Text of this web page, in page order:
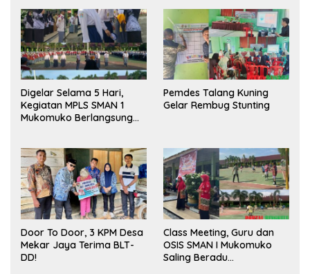
Digelar Selama 5 Hari,
Kegiatan MPLS SMAN 1
Mukomuko Berlangsung
Pemdes Talang Kuning
Gelar Rembug Stunting
Door To Door, 3 KPM Desa
Mekar Jaya Terima BLT-
DD!
Class Meeting, Guru dan
OSIS SMAN I Mukomuko
Saling Beradu